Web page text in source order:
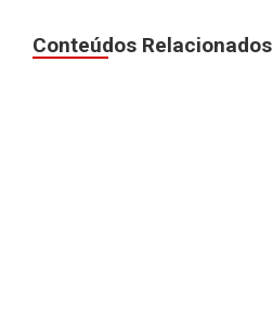
Conteúdos Relacionados